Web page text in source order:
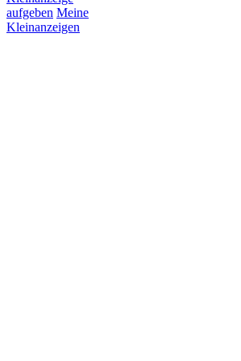
aufgeben Meine
Kleinanzeigen